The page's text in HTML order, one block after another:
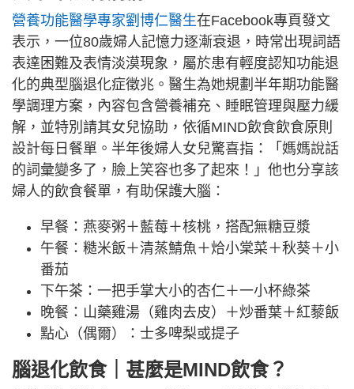
營養功能醫學專家劉博仁醫生在Facebook專頁發文
表示，一位80歲婦人記憶力逐漸衰退，時常出現詞語
表達困難及表情淡漠現象，屬於患有輕度認知功能退
化的典型腦退化症徵兆。醫生為她規劃半年期功能醫
學調理方案，內容包含營養補充、睡眠管理與壓力緩
解，並特別請其女兒協助，依循MIND飲食飲食原則
設計每日餐單。半年後婦人女兒驚喜指：「媽媽說話
的詞彙變多了，臉上笑容也多了起來！」他也分享該
婦人的飲食餐單，有助保護大腦：
早餐：燕麥粥＋藍莓＋核桃，搭配無糖豆漿
午餐：糙米飯＋清蒸鯖魚＋烚小棠菜＋秋葵＋小
番茄
下午茶：一把手掌大小的杏仁＋一小杯綠茶
晚餐：山藥雞湯（雞肉去皮）＋炒番葉＋紅藜飯
點心（偶爾）：士多啤梨或提子
腦退化飲食｜甚麼是MIND飲食？